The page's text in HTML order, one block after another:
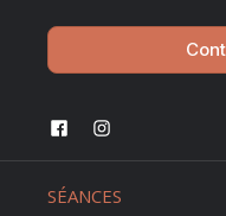
SÉANCES